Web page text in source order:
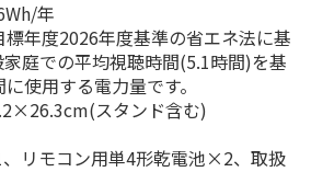
年
年度2026年度基準の省エネ法に基
庭での平均視聴時間(5.1時間)を基
使用する電力量です。
スタンド含む)
リモコン用単4形乾電池×2、取扱